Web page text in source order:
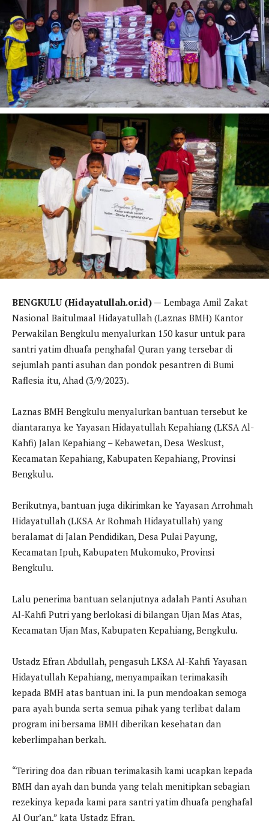
BENGKULU (Hidayatullah.or.id) — Lembaga Amil Zakat
Nasional Baitulmaal Hidayatullah (Laznas BMH) Kantor
Perwakilan Bengkulu menyalurkan 150 kasur untuk para
santri yatim dhuafa penghafal Quran yang tersebar di
sejumlah panti asuhan dan pondok pesantren di Bumi
Raflesia itu, Ahad (3/9/2023).
Laznas BMH Bengkulu menyalurkan bantuan tersebut ke
diantaranya ke Yayasan Hidayatullah Kepahiang (LKSA Al-
Kahfi) Jalan Kepahiang – Kebawetan, Desa Weskust,
Kecamatan Kepahiang, Kabupaten Kepahiang, Provinsi
Bengkulu.
Berikutnya, bantuan juga dikirimkan ke Yayasan Arrohmah
Hidayatullah (LKSA Ar Rohmah Hidayatullah) yang
beralamat di Jalan Pendidikan, Desa Pulai Payung,
Kecamatan Ipuh, Kabupaten Mukomuko, Provinsi
Bengkulu.
Lalu penerima bantuan selanjutnya adalah Panti Asuhan
Al-Kahfi Putri yang berlokasi di bilangan Ujan Mas Atas,
Kecamatan Ujan Mas, Kabupaten Kepahiang, Bengkulu.
Ustadz Efran Abdullah, pengasuh LKSA Al-Kahfi Yayasan
Hidayatullah Kepahiang, menyampaikan terimakasih
kepada BMH atas bantuan ini. Ia pun mendoakan semoga
para ayah bunda serta semua pihak yang terlibat dalam
program ini bersama BMH diberikan kesehatan dan
keberlimpahan berkah.
“Teriring doa dan ribuan terimakasih kami ucapkan kepada
BMH dan ayah dan bunda yang telah menitipkan sebagian
rezekinya kepada kami para santri yatim dhuafa penghafal
Al Qur’an,” kata Ustadz Efran.